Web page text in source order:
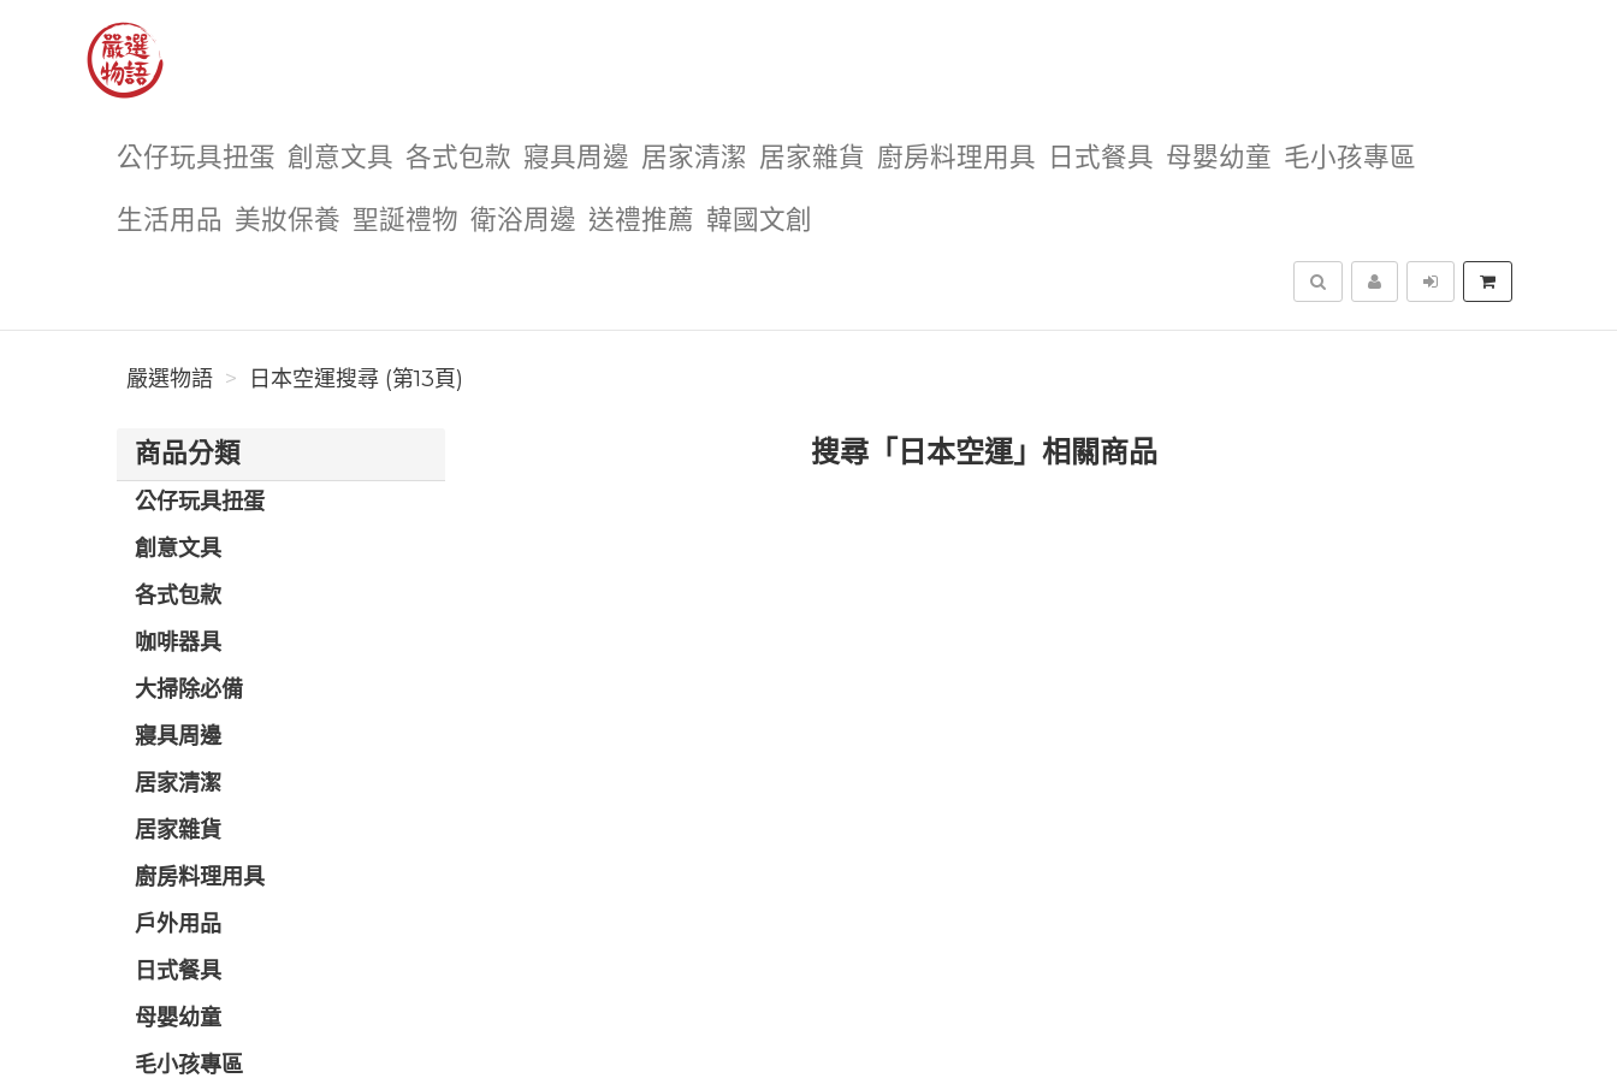
公仔玩具扭蛋 創意文具 各式包款 寢具周邊 居家清潔 居家雜貨 廚房料理用具 日式餐具 母嬰幼童 毛小孩專區
生活用品 美妝保養 聖誕禮物 衛浴周邊 送禮推薦 韓國文創
搜尋
嚴選物語 日本空運搜尋 (第13頁)
商品分類
公仔玩具扭蛋
創意文具
各式包款
咖啡器具
大掃除必備
寢具周邊
居家清潔
居家雜貨
廚房料理用具
戶外用品
日式餐具
母嬰幼童
毛小孩專區
搜尋「日本空運」相關商品